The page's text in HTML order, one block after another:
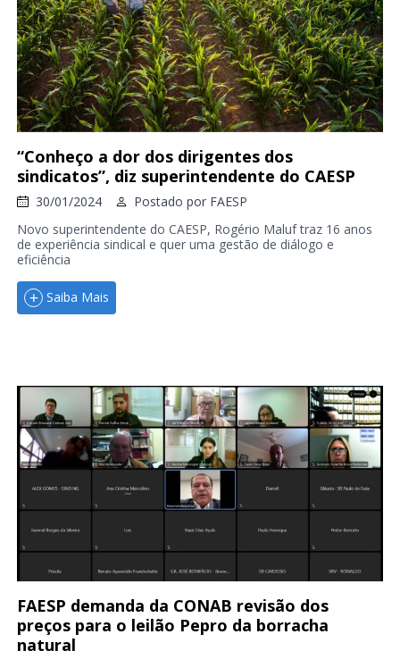
“Conheço a dor dos dirigentes dos
sindicatos”, diz superintendente do CAESP
30/01/2024 Postado por FAESP
Novo superintendente do CAESP, Rogério Maluf traz 16 anos
de experiência sindical e quer uma gestão de diálogo e
eficiência
Saiba Mais
FAESP demanda da CONAB revisão dos
preços para o leilão Pepro da borracha
natural